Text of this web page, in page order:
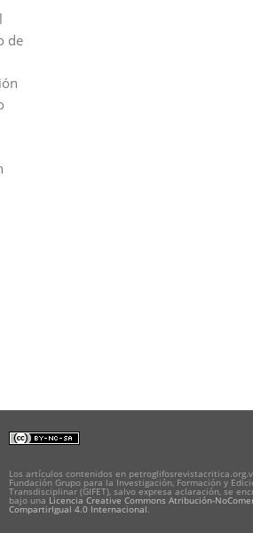
de
Los artículos contenidos en
Fundación Grupo para la Investigación, Formación y
Transdisciplinar (GIFET), salvo expresa aclaración, se
bajo una Licencia Creative Commons Atribución-
CompartirIgual 4.0 Internacional.